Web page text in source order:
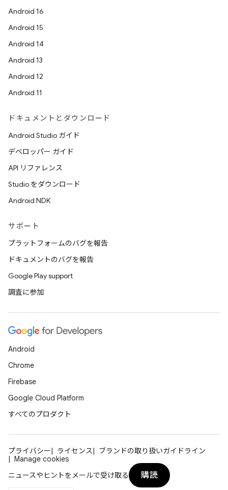
Android 16
Android 15
Android 14
Android 13
Android 12
Android 11
ドキュメントとダウンロード
Android Studio ガイド
デベロッパー ガイド
API リファレンス
Studio をダウンロード
Android NDK
サポート
プラットフォームのバグを報告
ドキュメントのバグを報告
Google Play support
調査に参加
Android
Chrome
Firebase
Google Cloud Platform
すべてのプロダクト
プライバシー ライセンス
ブランドの取り扱いガイドライン
Manage cookies
ニュースやヒントをメールで受け取る
購読